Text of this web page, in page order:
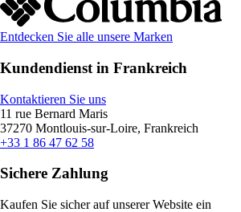
Entdecken Sie alle unsere Marken
Kundendienst in Frankreich
Kontaktieren Sie uns
11 rue Bernard Maris
37270 Montlouis-sur-Loire, Frankreich
+33 1 86 47 62 58
Sichere Zahlung
Kaufen Sie sicher auf unserer Website ein